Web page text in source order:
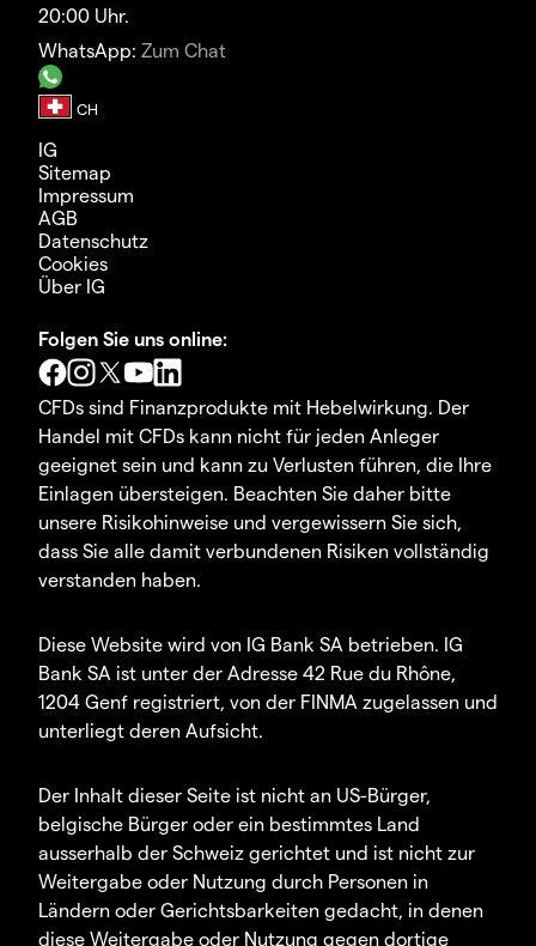
20:00 Uhr.
WhatsApp: Zum Chat
IG
Sitemap
Impressum
AGB
Datenschutz
Cookies
Über IG
Folgen Sie uns online:
CFDs sind Finanzprodukte mit Hebelwirkung. Der
Handel mit CFDs kann nicht für jeden Anleger
geeignet sein und kann zu Verlusten führen, die Ihre
Einlagen übersteigen. Beachten Sie daher bitte
unsere Risikohinweise und vergewissern Sie sich,
dass Sie alle damit verbundenen Risiken vollständig
verstanden haben.
Diese Website wird von IG Bank SA betrieben. IG
Bank SA ist unter der Adresse 42 Rue du Rhône,
1204 Genf registriert, von der FINMA zugelassen und
unterliegt deren Aufsicht.
Der Inhalt dieser Seite ist nicht an US-Bürger,
belgische Bürger oder ein bestimmtes Land
ausserhalb der Schweiz gerichtet und ist nicht zur
Weitergabe oder Nutzung durch Personen in
Ländern oder Gerichtsbarkeiten gedacht, in denen
diese Weitergabe oder Nutzung gegen dortige